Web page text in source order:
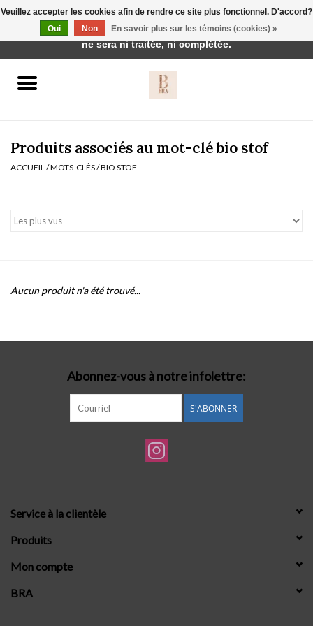
Réduction
Produits associés au mot-clé bio stof
ACCUEIL /MOTS-CLÉS/BIO STOF
Aucun produit n'a été trouvé...
Abonnez-vous à notre infolettre:
S'ABONNER
Service à la clientèle
Produits
Mon compte
BRA
Veuillez accepter les cookies afin de rendre ce site plus fonctionnel. D'accord?
Oui
Non En savoir plus sur les témoins (cookies) »
Cette boutique est en construction. Toute commande passée
ne sera ni traitée, ni complétée.